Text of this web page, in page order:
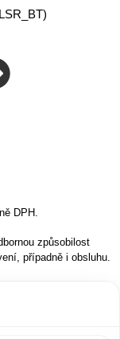
DPH.
způsobilost
případně i obsluhu.